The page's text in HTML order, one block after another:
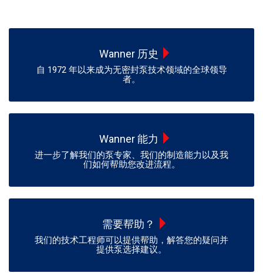
Wanner 历史
自 1972 年以来成为无密封泵技术领域的全球领导
者。
Wanner 能力
进一步了解我们的泵专家、我们的制造能力以及我
们如何帮助您改进流程。
需要帮助？
我们的技术工程师可以提供帮助，解答您的疑问并
提供泵选择建议。